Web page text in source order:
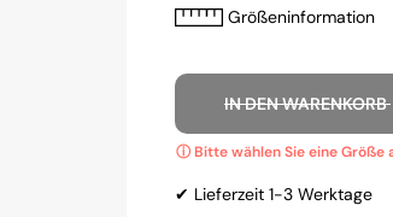
Größeninformation
IN DEN WARENKORB
✔ Lieferzeit 1-3 Werktage